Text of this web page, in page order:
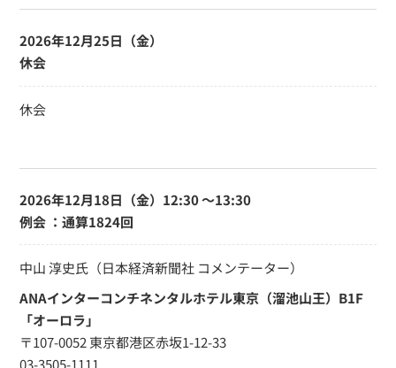
2026年12月25日（金）
休会
休会
2026年12月18日（金） 12:30 〜13:30
例会 ：通算1824回
中山 淳史氏（日本経済新聞社 コメンテーター）
ANAインターコンチネンタルホテル東京（溜池山王）B1F
「オーロラ」
〒107-0052 東京都港区赤坂1-12-33